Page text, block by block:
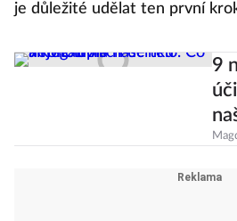
je důležité udělat ten první
9